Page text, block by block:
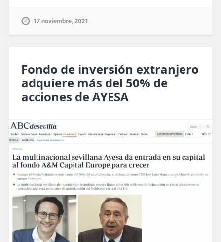
17 noviembre, 2021
Fondo de inversión extranjero
adquiere más del 50% de
acciones de AYESA